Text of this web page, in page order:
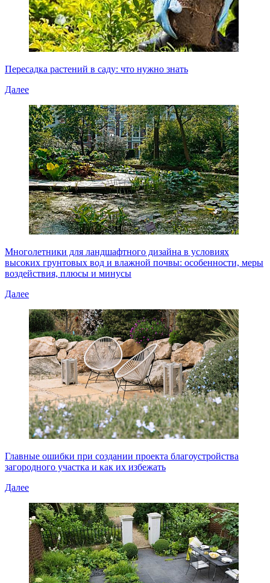
Пересадка растений в саду: что нужно знать
Далее
Многолетники для ландшафтного дизайна в условиях
высоких грунтовых вод и влажной почвы: особенности, меры
воздействия, плюсы и минусы
Далее
Главные ошибки при создании проекта благоустройства
загородного участка и как их избежать
Далее